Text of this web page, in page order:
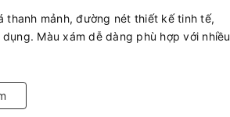
thanh mảnh, đường nét thiết kế tinh tế,
Màu xám dễ dàng phù hợp với nhiều
quạt
quạt được thiết kế chắc chắn, đảm bảo